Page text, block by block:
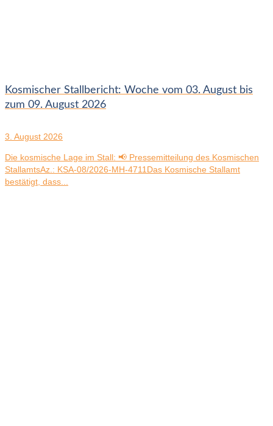
Kosmischer Stallbericht: Woche vom 03. August bis
zum 09. August 2026
3. August 2026
Die kosmische Lage im Stall: 📢 Pressemitteilung des Kosmischen
StallamtsAz.: KSA-08/2026-MH-4711Das Kosmische Stallamt
bestätigt, dass...